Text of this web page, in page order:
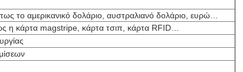
το αμερικανικό δολάριο, αυστραλιανό δολάριο, ευρώ…
η κάρτα magstripe, κάρτα τσιπ, κάρτα RFID…